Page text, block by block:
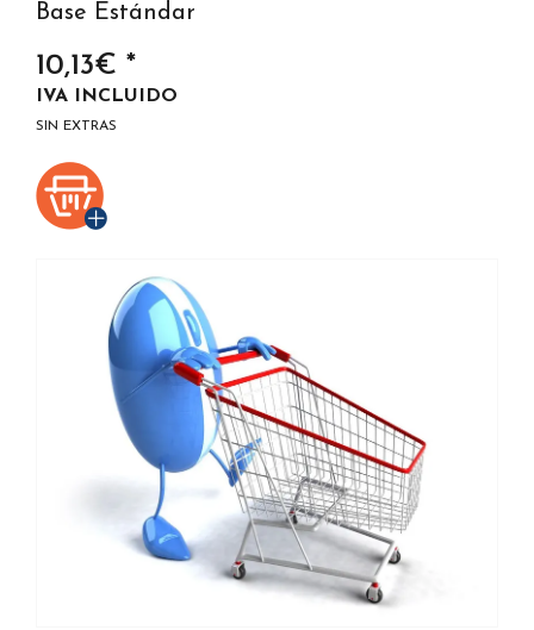
Base Estándar
10,13€ *
IVA INCLUIDO
SIN EXTRAS